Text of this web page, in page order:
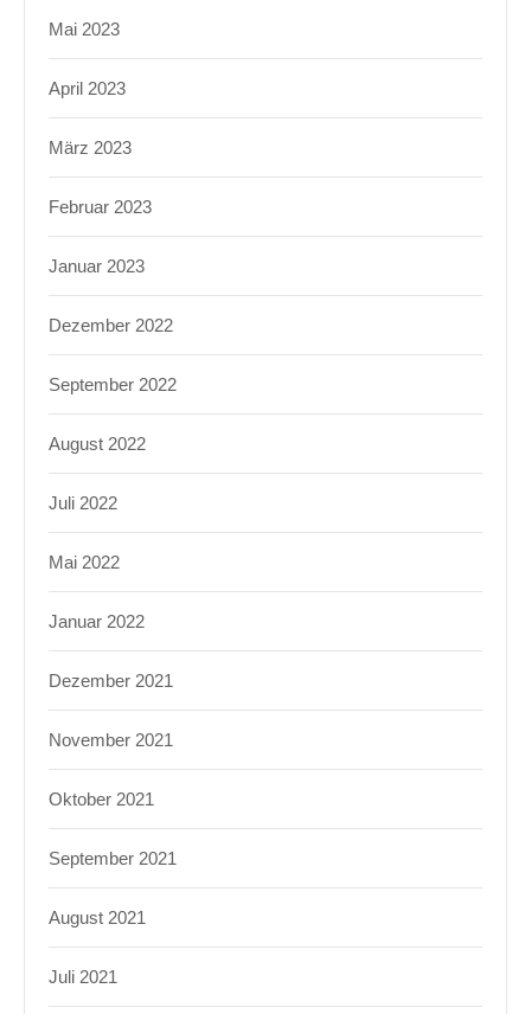
Mai 2023
April 2023
März 2023
Februar 2023
Januar 2023
Dezember 2022
September 2022
August 2022
Juli 2022
Mai 2022
Januar 2022
Dezember 2021
November 2021
Oktober 2021
September 2021
August 2021
Juli 2021